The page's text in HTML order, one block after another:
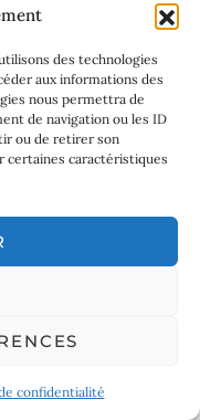
des technologies
aux informations des
nous permettra de
de navigation ou les ID
ou de retirer son
certaines caractéristiques
confidentialité
–
–
–